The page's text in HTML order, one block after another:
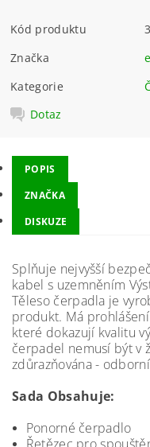
Kód produktu
Značka
Kategorie
Dotaz
POPIS
ZNAČKA
DISKUZE
Splňuje nejvyšší
kabel s uzemněním
Těleso čerpadla je
produkt. Má
které dokazují kvalitu
čerpadel nemusí být v
zdůrazňována -
Sada Obsahuje:
Ponorné čerpadlo